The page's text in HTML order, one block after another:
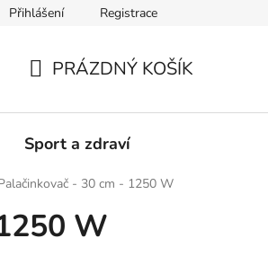
Přihlášení Registrace
KOŠÍK
PRÁZDNÝ KOŠÍK
Sport a zdraví
- 30 cm - 1250 W
W